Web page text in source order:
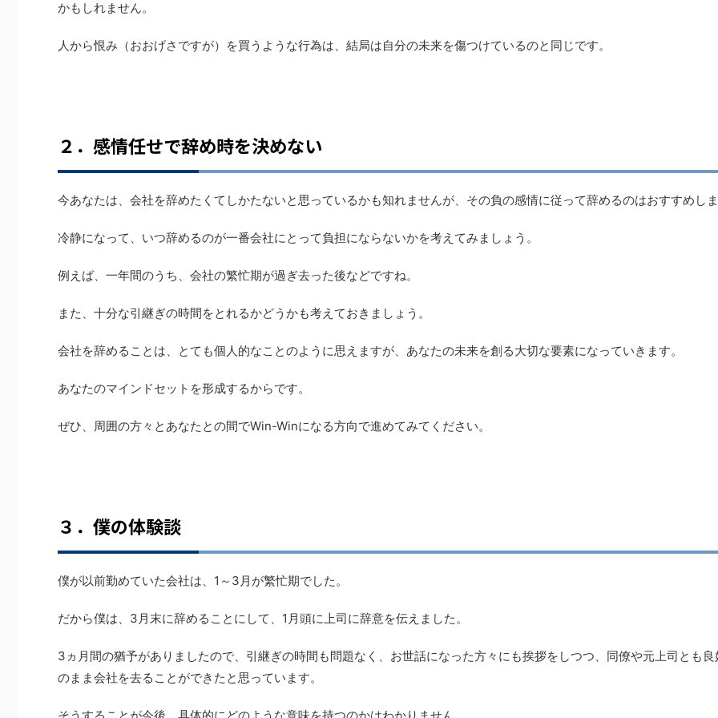
かもしれません。
人から恨み（おおげさですが）を買うような行為は、結局は自分の未来を傷つけているのと同じです。
２．感情任せで辞め時を決めない
今あなたは、会社を辞めたくてしかたないと思っているかも知れませんが、その負の感情に従って辞めるのはおすすめし
冷静になって、いつ辞めるのが一番会社にとって負担にならないかを考えてみましょう。
例えば、一年間のうち、会社の繁忙期が過ぎ去った後などですね。
また、十分な引継ぎの時間をとれるかどうかも考えておきましょう。
会社を辞めることは、とても個人的なことのように思えますが、あなたの未来を創る大切な要素になっていきます。
あなたのマインドセットを形成するからです。
ぜひ、周囲の方々とあなたとの間でWin-Winになる方向で進めてみてください。
３．僕の体験談
僕が以前勤めていた会社は、1～3月が繁忙期でした。
だから僕は、3月末に辞めることにして、1月頭に上司に辞意を伝えました。
3ヵ月間の猶予がありましたので、引継ぎの時間も問題なく、お世話になった方々にも挨拶をしつつ、同僚や元上司とも
のまま会社を去ることができたと思っています。
そうすることが今後、具体的にどのような意味を持つのかはわかりません。